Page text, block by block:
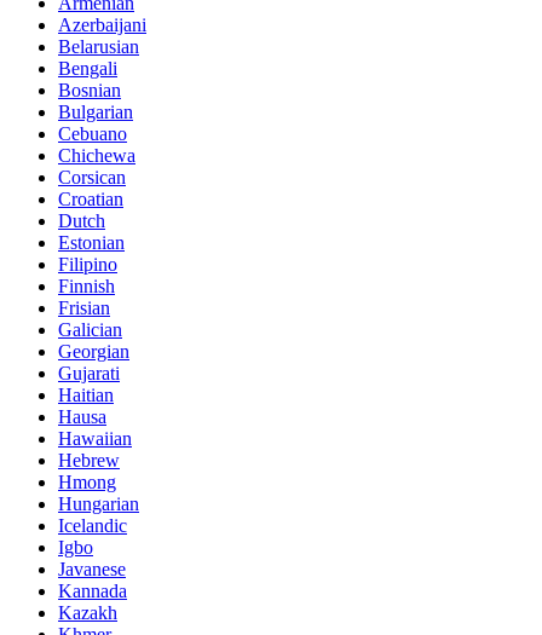
Azerbaijani
Belarusian
Bengali
Bosnian
Bulgarian
Cebuano
Chichewa
Corsican
Croatian
Dutch
Estonian
Filipino
Finnish
Frisian
Galician
Georgian
Gujarati
Haitian
Hausa
Hawaiian
Hebrew
Hmong
Hungarian
Icelandic
Igbo
Javanese
Kannada
Kazakh